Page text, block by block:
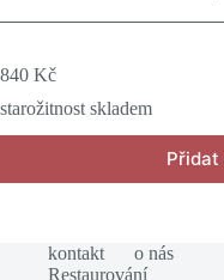
840 Kč
starožitnost skladem
Přidat
kontakt
o nás
Restaurování